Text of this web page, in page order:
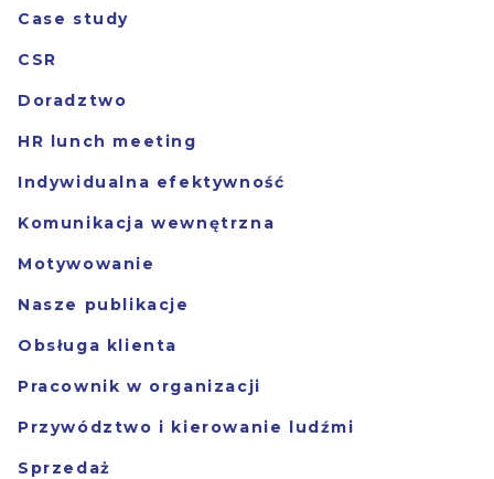
Case study
CSR
Doradztwo
HR lunch meeting
Indywidualna efektywność
Komunikacja wewnętrzna
Motywowanie
Nasze publikacje
Obsługa klienta
Pracownik w organizacji
Przywództwo i kierowanie ludźmi
Sprzedaż